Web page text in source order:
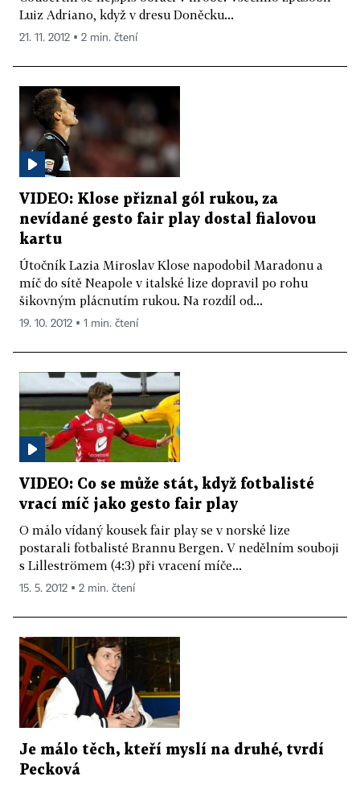
Luiz Adriano, když v dresu Doněcku...
21. 11. 2012 ▪ 2 min. čtení
VIDEO: Klose přiznal gól rukou, za
nevídané gesto fair play dostal fialovou
kartu
Útočník Lazia Miroslav Klose napodobil Maradonu a
míč do sítě Neapole v italské lize dopravil po rohu
šikovným plácnutím rukou. Na rozdíl od...
19. 10. 2012 ▪ 1 min. čtení
VIDEO: Co se může stát, když fotbalisté
vrací míč jako gesto fair play
O málo vídaný kousek fair play se v norské lize
postarali fotbalisté Brannu Bergen. V nedělním souboji
s Lilleströmem (4:3) při vracení míče...
15. 5. 2012 ▪ 2 min. čtení
Je málo těch, kteří myslí na druhé, tvrdí
Pecková